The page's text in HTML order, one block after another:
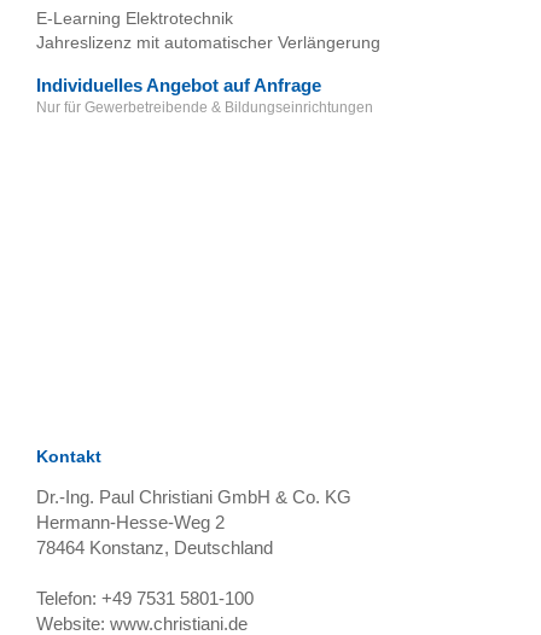
E-Learning Elektrotechnik
Jahreslizenz mit automatischer Verlängerung
Individuelles Angebot auf Anfrage
Nur für Gewerbetreibende & Bildungseinrichtungen
Kontakt
Dr.-Ing. Paul Christiani GmbH & Co. KG
Hermann-Hesse-Weg 2
78464 Konstanz, Deutschland
Telefon: +49 7531 5801-100
Website: www.christiani.de